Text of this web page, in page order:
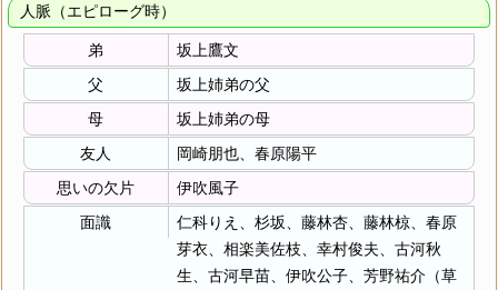
人脈（エピローグ時）
弟
坂上鷹文
父
坂上姉弟の父
母
坂上姉弟の母
友人
岡崎朋也、春原陽平
思いの欠片
伊吹風子
面識
仁科りえ、杉坂、藤林杏、藤林椋、春原
芽衣、相楽美佐枝、幸村俊夫、古河秋
生、古河早苗、伊吹公子、芳野祐介（草